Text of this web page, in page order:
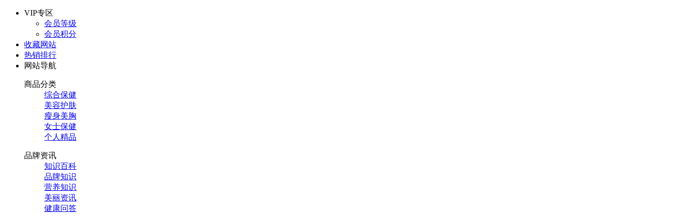
VIP专区
会员等级
会员积分
收藏网站
热销排行
网站导航
商品分类
综合保健
美容护肤
瘦身美胸
女士保健
个人精品
品牌资讯
知识百科
品牌知识
营养知识
美丽资讯
健康问答